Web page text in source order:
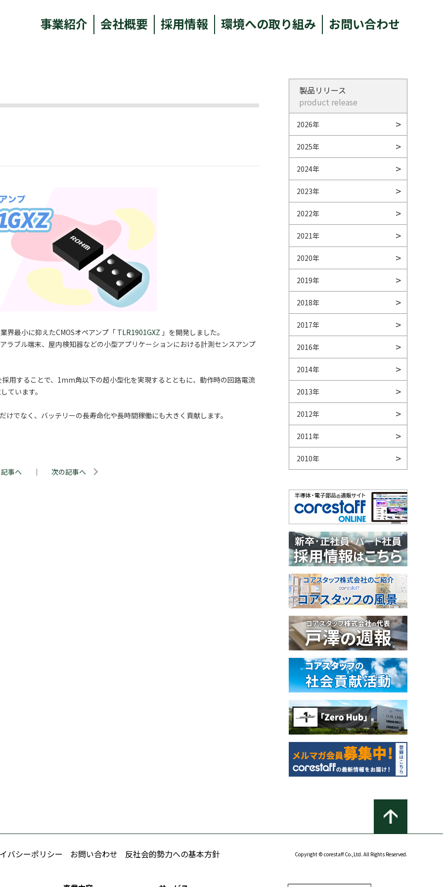
事業紹介 会社概要 採用情報 環境への取り組み お問い合わせ
界最小に抑えたCMOSオペアンプ「 TLR1901GXZ 」を開発しました。
ラブル端末、屋内検知器などの小型アプリケーションにおける計測センスアンプ
用することで、1mm角以下の超小型化を実現するとともに、動作時の回路電流
ています。
けでなく、バッテリーの長寿命化や長時間稼働にも大きく貢献します。
事へ ｜ 次の記事へ
製品リリース
product release
2026年
2025年
2024年
2023年
2022年
2021年
2020年
2019年
2018年
2017年
2016年
2014年
2013年
2012年
2011年
2010年
バシーポリシー お問い合わせ 反社会的勢力への基本方針 Copyright © corestaff Co.,Ltd. All Rights Reserved.